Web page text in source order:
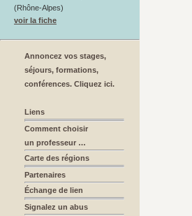
(Rhône-Alpes)
voir la fiche
Annoncez vos stages,
séjours, formations,
conférences. Cliquez ici.
Liens
Comment choisir
un professeur …
Carte des régions
Partenaires
Échange de lien
Signalez un abus